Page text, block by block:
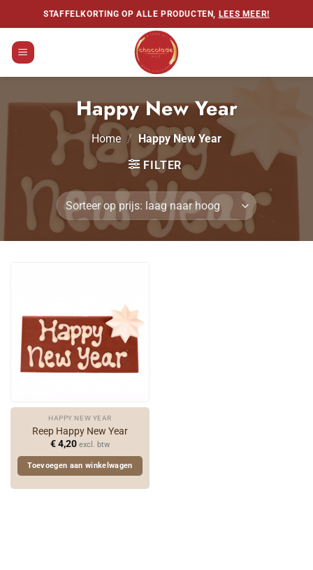
naar
inhoud
STAFFELKORTING OP ALLE PRODUCTEN, LEES MEER!
Happy New Year
Home / Happy New Year
FILTER
HAPPY NEW YEAR
Reep Happy New Year
€4,20 excl. btw
Toevoegen aan winkelwagen